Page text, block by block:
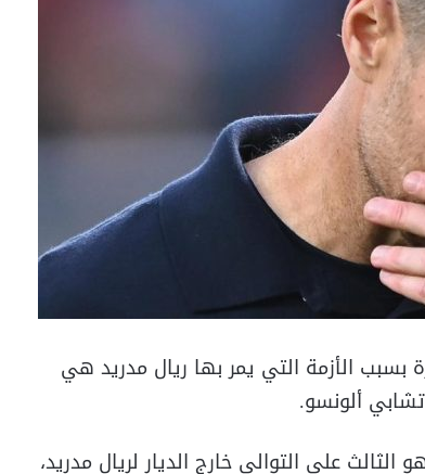
بسبب الأزمة التي يمر بها ريال مدريد هي
ألونسو.
ازداد بعد التعثر الجديد أمام إلتشي، 2-2، وهو الثالث على التوالي خارج الديار لريال مدريد،